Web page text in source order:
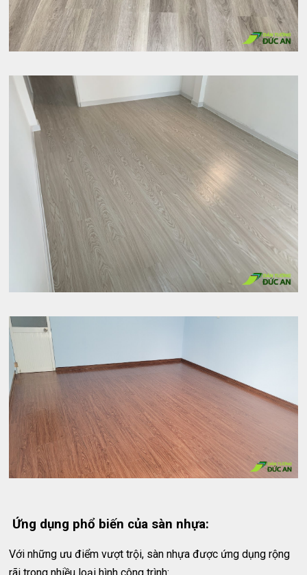
Ứng dụng phổ biến của sàn nhựa:
Với những ưu điểm vượt trội, sàn nhựa được ứng dụng rộng